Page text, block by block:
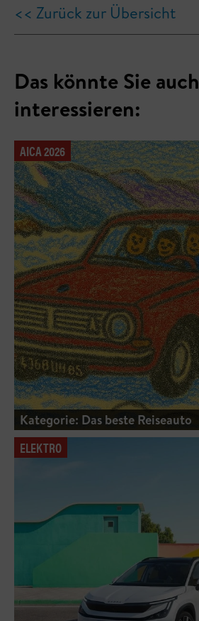
<< Zurück zur Übersicht
Das könnte Sie auch
interessieren:
AICA 2026
Kategorie: Das beste Reiseauto
ELEKTRO